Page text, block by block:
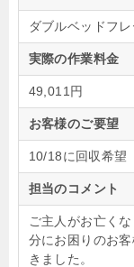
ダブルベッドフ
実際の作業料金
49,011円
お客様のご要望
10/18に回収希望
担当のコメント
ご主人がお亡く
分にお困りのお
きました。